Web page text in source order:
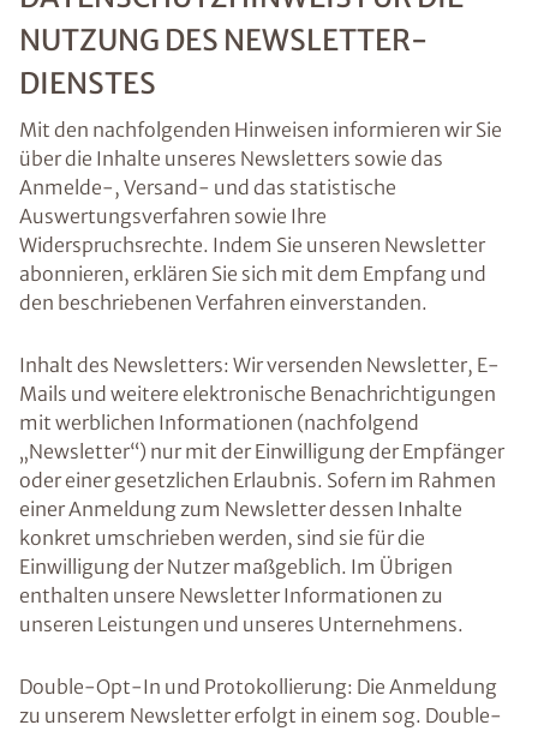
NUTZUNG DES NEWSLETTER-
DIENSTES
Mit den nachfolgenden Hinweisen informieren wir Sie
über die Inhalte unseres Newsletters sowie das
Anmelde-, Versand- und das statistische
Auswertungsverfahren sowie Ihre
Widerspruchsrechte. Indem Sie unseren Newsletter
abonnieren, erklären Sie sich mit dem Empfang und
den beschriebenen Verfahren einverstanden.
Inhalt des Newsletters: Wir versenden Newsletter, E-
Mails und weitere elektronische Benachrichtigungen
mit werblichen Informationen (nachfolgend
„Newsletter“) nur mit der Einwilligung der Empfänger
oder einer gesetzlichen Erlaubnis. Sofern im Rahmen
einer Anmeldung zum Newsletter dessen Inhalte
konkret umschrieben werden, sind sie für die
Einwilligung der Nutzer maßgeblich. Im Übrigen
enthalten unsere Newsletter Informationen zu
unseren Leistungen und unseres Unternehmens.
Double-Opt-In und Protokollierung: Die Anmeldung
zu unserem Newsletter erfolgt in einem sog. Double-